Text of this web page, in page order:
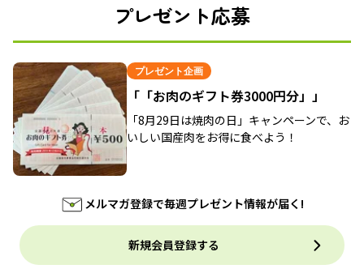
プレゼント応募
プレゼント企画
「「お肉のギフト券3000円分」」
「8月29日は焼肉の日」キャンペーンで、お
いしい国産肉をお得に食べよう！
メルマガ登録で毎週プレゼント情報が届く!
新規会員登録する